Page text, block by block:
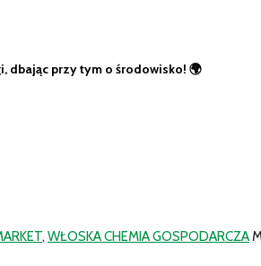
dbając przy tym o środowisko! 🌍
,WŁOSKA CHEMIA GOSPODARCZA